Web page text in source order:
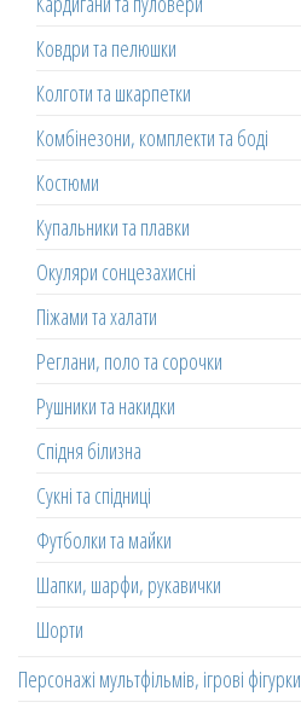
Ковдри та пелюшки
Колготи та шкарпетки
Комбінезони, комплекти та боді
Костюми
Купальники та плавки
Окуляри сонцезахисні
Піжами та халати
Реглани, поло та сорочки
Рушники та накидки
Спідня білизна
Сукні та спідниці
Футболки та майки
Шапки, шарфи, рукавички
Шорти
Персонажі мультфільмів, ігрові фігурки